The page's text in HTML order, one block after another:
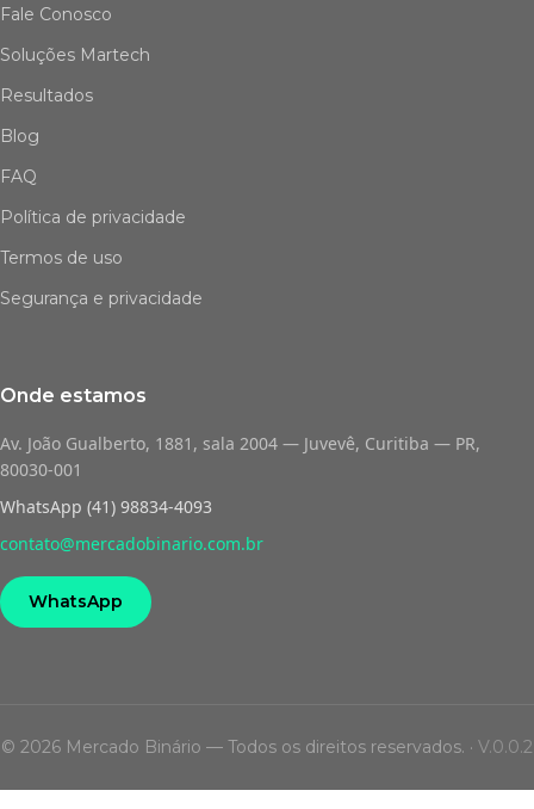
Fale Conosco
Soluções Martech
Resultados
Blog
FAQ
Política de privacidade
Termos de uso
Segurança e privacidade
Onde estamos
Av. João Gualberto, 1881, sala 2004 — Juvevê, Curitiba — PR,
80030-001
WhatsApp (41) 98834-4093
contato@mercadobinario.com.br
WhatsApp
© 2026 Mercado Binário — Todos os direitos reservados. · V.0.0.2